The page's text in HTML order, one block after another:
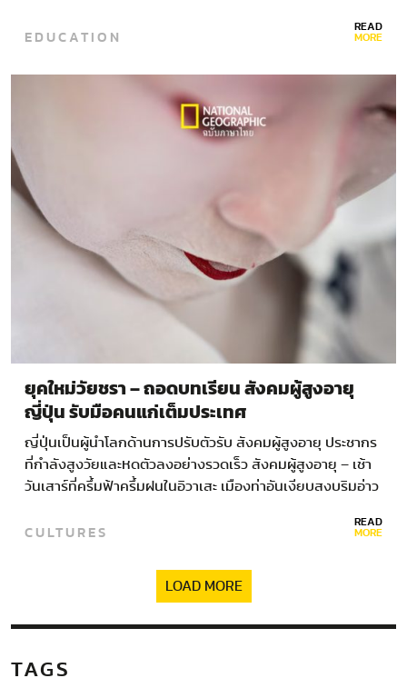
EDUCATION READ
MORE
ยุคใหม่วัยชรา – ถอดบทเรียน สังคมผู้สูงอายุ
ญี่ปุ่น รับมือคนแก่เต็มประเทศ
ญี่ปุ่นเป็นผู้นำโลกด้านการปรับตัวรับ สังคมผู้สูงอายุ ประชากร
ที่กำลังสูงวัยและหดตัวลงอย่างรวดเร็ว สังคมผู้สูงอายุ – เช้า
วันเสาร์ที่ครึ้มฟ้าครึ้มฝนในอิวาเสะ เมืองท่าอันเงียบสงบริมอ่าว
CULTURES READ
MORE
LOAD MORE
TAGS